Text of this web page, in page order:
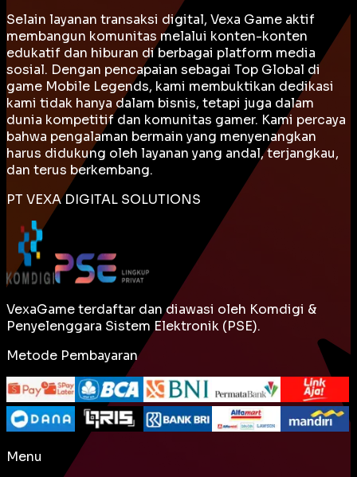
Selain layanan transaksi digital, Vexa Game aktif
membangun komunitas melalui konten-konten
edukatif dan hiburan di berbagai platform media
sosial. Dengan pencapaian sebagai Top Global di
game Mobile Legends, kami membuktikan dedikasi
kami tidak hanya dalam bisnis, tetapi juga dalam
dunia kompetitif dan komunitas gamer. Kami percaya
bahwa pengalaman bermain yang menyenangkan
harus didukung oleh layanan yang andal, terjangkau,
dan terus berkembang.
PT VEXA DIGITAL SOLUTIONS
VexaGame terdaftar dan diawasi oleh Komdigi &
Penyelenggara Sistem Elektronik (PSE).
Metode Pembayaran
Menu